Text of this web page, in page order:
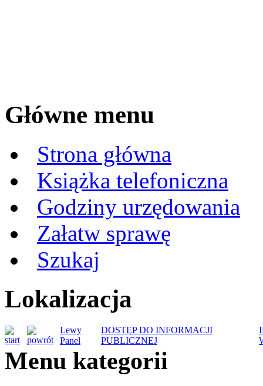
Główne menu
Strona główna
Książka telefoniczna
Godziny urzędowania
Załatw sprawę
Szukaj
Lokalizacja
Lewy
Panel
DOSTĘP DO INFORMACJI
PUBLICZNEJ
Menu kategorii